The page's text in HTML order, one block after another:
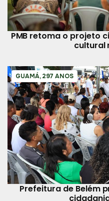
PMB retoma o projeto
cultural
GUAMÁ, 297 ANOS
Prefeitura de Belém